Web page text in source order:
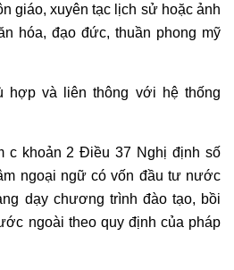
giáo, xuyên tạc lịch sử hoặc ảnh
hóa, đạo đức, thuần phong mỹ
hợp và liên thông với hệ thống
c khoản 2 Điều 37 Nghị định số
ngoại ngữ có vốn đầu tư nước
dạy chương trình đào tạo, bồi
ngoài theo quy định của pháp